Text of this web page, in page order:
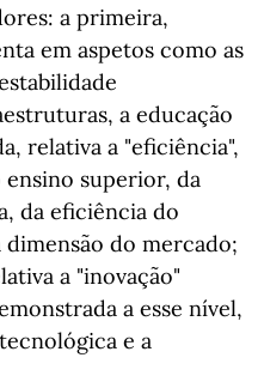
a primeira,
em aspetos como as
a educação
relativa a "eficiência",
superior, da
da eficiência do
do mercado;
a "inovação"
a esse nível,
e a